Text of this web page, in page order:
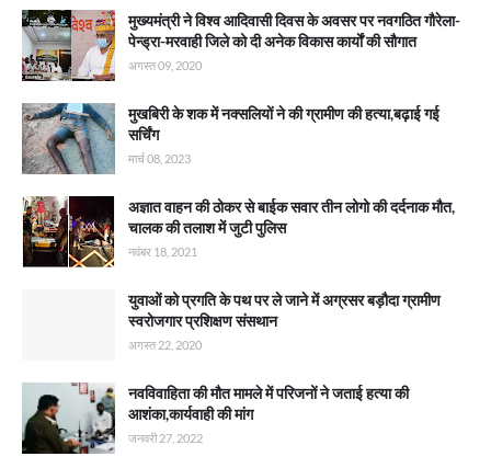
मुख्यमंत्री ने विश्व आदिवासी दिवस के अवसर पर नवगठित गौरेला-
पेन्ड्रा-मरवाही जिले को दी अनेक विकास कार्याें की सौगात
अगस्त 09, 2020
मुखबिरी के शक में नक्सलियों ने की ग्रामीण की हत्या,बढ़ाई गई
सर्चिंग
मार्च 08, 2023
अज्ञात वाहन की ठोकर से बाईक सवार तीन लोगो की दर्दनाक मौत,
चालक की तलाश में जुटी पुलिस
नवंबर 18, 2021
युवाओं को प्रगति के पथ पर ले जाने में अग्रसर बड़ौदा ग्रामीण
स्वरोजगार प्रशिक्षण संसथान
अगस्त 22, 2020
नवविवाहिता की मौत मामले में परिजनों ने जताई हत्या की
आशंका,कार्यवाही की मांग
जनवरी 27, 2022